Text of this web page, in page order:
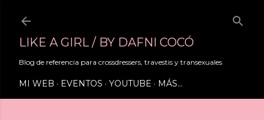
LIKE A GIRL / BY DAFNI COCÓ
Blog de referencia para crossdressers, travestis y transexuales
MI WEB EVENTOS YOUTUBE MÁS…